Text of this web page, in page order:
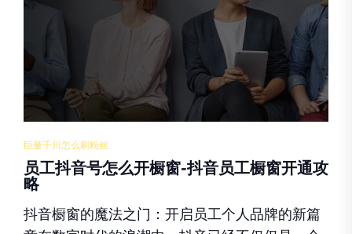
巨量千川怎么刷粉丝
员工抖音号怎么开橱窗-抖音员工橱窗开通攻
略
抖音橱窗的魔法之门：开启员工个人品牌的新篇